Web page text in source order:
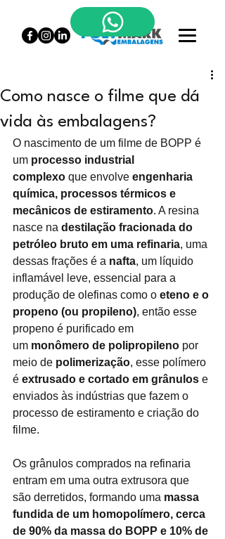
Como nasce o filme que dá
vida às embalagens?
O nascimento de um filme de BOPP é
um processo industrial
complexo que envolve engenharia
química, processos térmicos e
mecânicos de estiramento. A resina
nasce na destilação fracionada do
petróleo bruto em uma refinaria, uma
dessas frações é a nafta, um líquido
inflamável leve, essencial para a
produção de olefinas como o eteno e o
propeno (ou propileno), então esse
propeno é purificado em
um monômero de polipropileno por
meio de polimerização, esse polímero
é extrusado e cortado em grânulos e
enviados às indústrias que fazem o
processo de estiramento e criação do
filme.
Os grânulos comprados na refinaria
entram em uma outra extrusora que
são derretidos, formando uma massa
fundida de um homopolímero, cerca
de 90% da massa do BOPP e 10% de